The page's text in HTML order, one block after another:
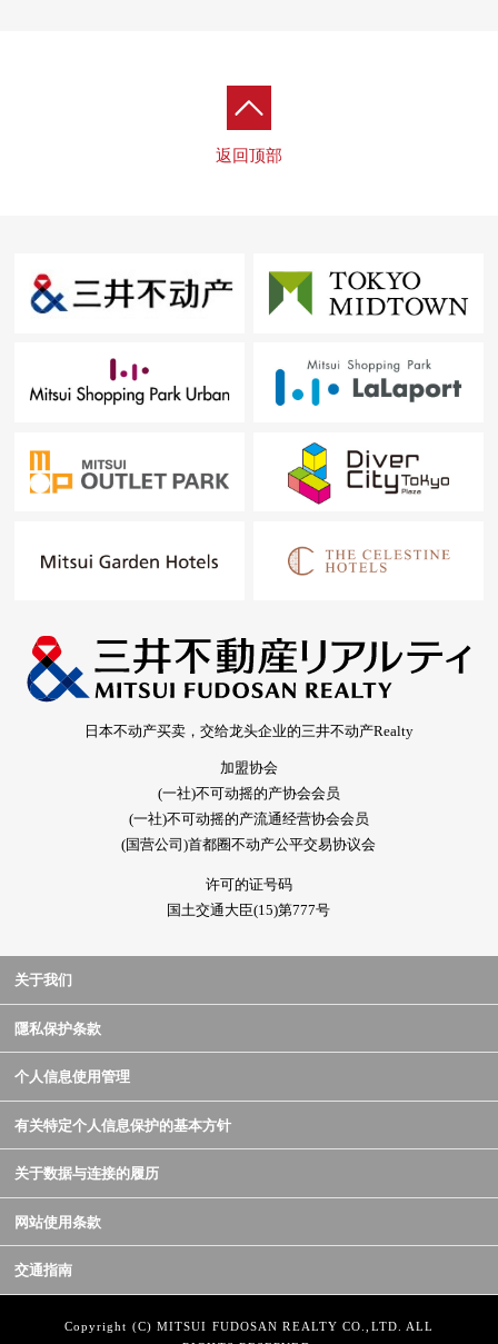
返回顶部
日本不动产买卖，交给龙头企业的三井不动产Realty
加盟协会
(一社)不可动摇的产协会会员
(一社)不可动摇的产流通经营协会会员
(国营公司)首都圈不动产公平交易协议会
许可的证号码
国土交通大臣(15)第777号
关于我们
隱私保护条款
个人信息使用管理
有关特定个人信息保护的基本方针
关于数据与连接的履历
网站使用条款
交通指南
Copyright (C) MITSUI FUDOSAN REALTY CO.,LTD. ALL